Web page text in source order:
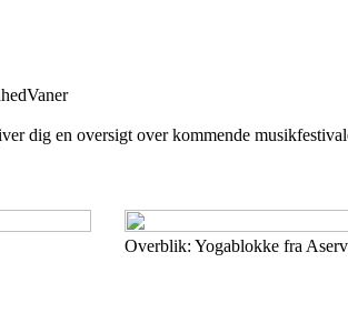
Vaner
dig en oversigt over kommende
Overblik: Yogablokke fra